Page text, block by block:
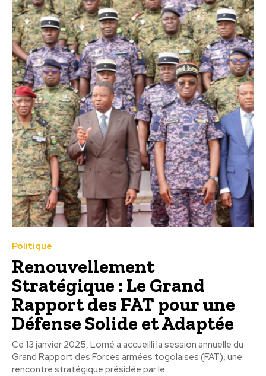
Politique
Renouvellement
Stratégique : Le Grand
Rapport des FAT pour une
Défense Solide et Adaptée
Ce 13 janvier 2025, Lomé a accueilli la session annuelle du
Grand Rapport des Forces armées togolaises (FAT), une
rencontre stratégique présidée par le...